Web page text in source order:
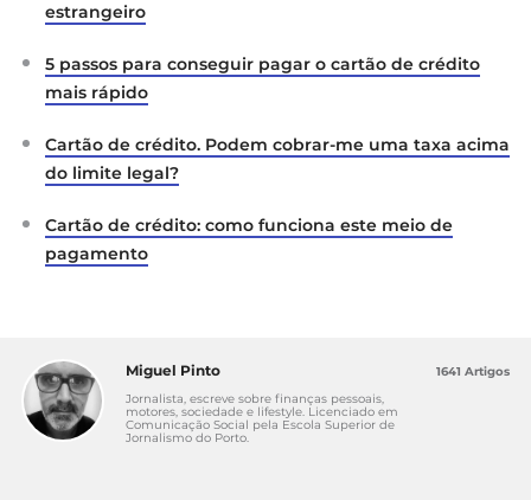
estrangeiro
5 passos para conseguir pagar o cartão de crédito
mais rápido
Cartão de crédito. Podem cobrar-me uma taxa acima
do limite legal?
Cartão de crédito: como funciona este meio de
pagamento
Miguel Pinto
Jornalista, escreve sobre finanças pessoais,
motores, sociedade e lifestyle. Licenciado em
Comunicação Social pela Escola Superior de
Jornalismo do Porto.
1641 Artigos